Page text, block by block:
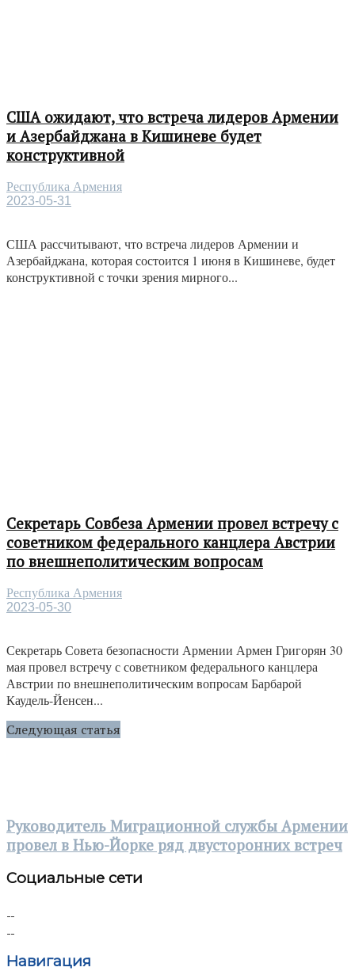
США ожидают, что встреча лидеров Армении
и Азербайджана в Кишиневе будет
конструктивной
Республика Армения
2023-05-31
США рассчитывают, что встреча лидеров Армении и
Азербайджана, которая состоится 1 июня в Кишиневе, будет
конструктивной с точки зрения мирного...
Секретарь Совбеза Армении провел встречу с
советником федерального канцлера Австрии
по внешнеполитическим вопросам
Республика Армения
2023-05-30
Секретарь Совета безопасности Армении Армен Григорян 30
мая провел встречу с советником федерального канцлера
Австрии по внешнеполитическим вопросам Барбарой
Каудель-Йенсен...
Следующая статья
Руководитель Миграционной службы Армении
провел в Нью-Йорке ряд двусторонних встреч
Социальные сети
Навигация